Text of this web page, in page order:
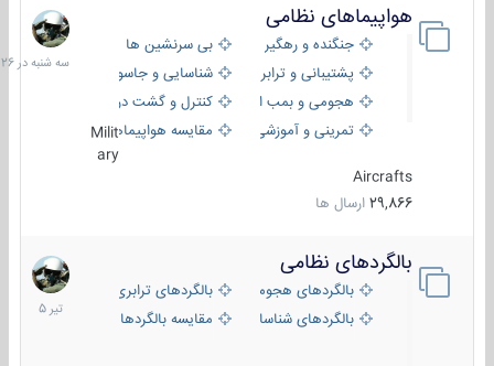
هواپیماهای نظامی
جنگنده و رهگیر
بی سرنشین ها
پشتیبانی و ترابری
شناسایی و جاسوسی
هجومی و بمب افکن
کنترل و گشت دریایی
تمرینی و آموزشی
مقایسه هواپیماهاMilit
ary
Aircrafts
29,866 ارسال ها
سه
شنبه
در
بالگردهای نظامی
بالگردهای هجومی
بالگردهای ترابری
بالگردهای شناسایی
مقایسه بالگردها
22
تیر
1405